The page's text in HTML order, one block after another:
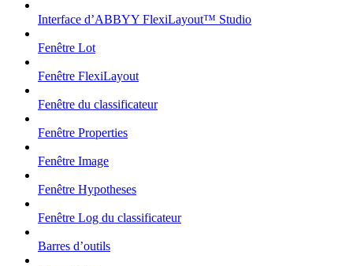
Interface d’ABBYY FlexiLayout™ Studio
Fenêtre Lot
Fenêtre FlexiLayout
Fenêtre du classificateur
Fenêtre Properties
Fenêtre Image
Fenêtre Hypotheses
Fenêtre Log du classificateur
Barres d’outils